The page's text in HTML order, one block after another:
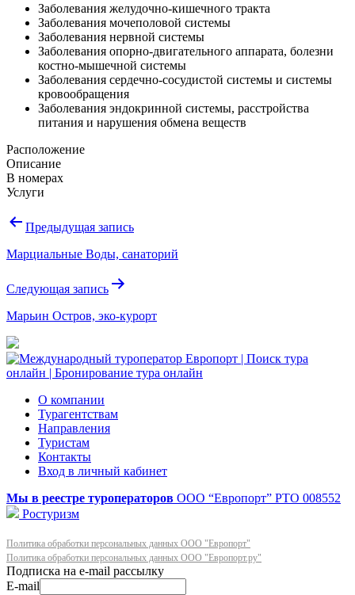
Заболевания желудочно-кишечного тракта
Заболевания мочеполовой системы
Заболевания нервной системы
Заболевания опорно-двигательного аппарата, болезни
костно-мышечной системы
Заболевания сердечно-сосудистой системы и системы
кровообращения
Заболевания эндокринной системы, расстройства
питания и нарушения обмена веществ
Расположение
Описание
В номерах
Услуги
Навигация
записям
Предыдущая запись
Марциальные Воды, санаторий
Следующая запись
Марьин Остров, эко-курорт
О компании
Турагентствам
Направления
Туристам
Контакты
Вход в личный кабинет
Мы в реестре туроператоров ООО “Европорт” РТО 008552
Ростуризм
Политика обработки персональных данных ООО "Европорт"
Политика обработки персональных данных ООО "Европорт.ру"
E-mail